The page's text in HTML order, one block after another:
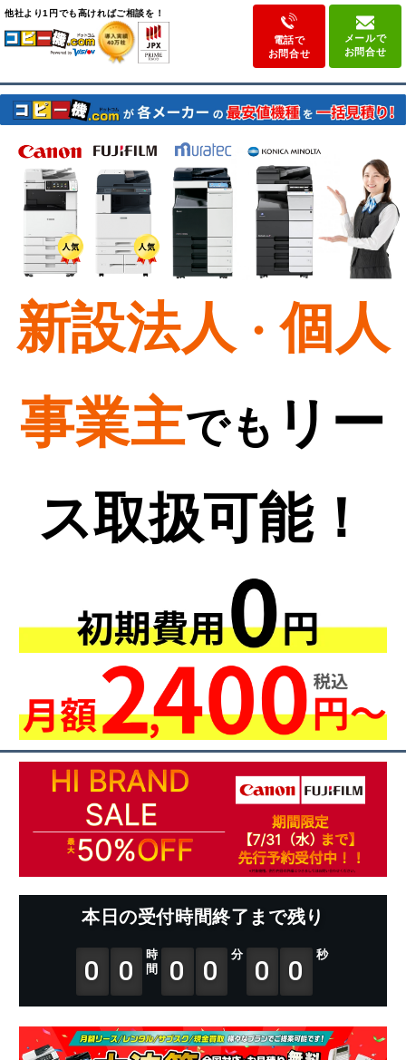
他社より1円でも高ければご相談を！
電話で
お問合せ
メールで
お問合せ
新設法人 ・個人
事業主でも リー
ス取扱可能！
本日の受付時間終了まで残り
0 0
時
間
0 0
分
0 0
秒